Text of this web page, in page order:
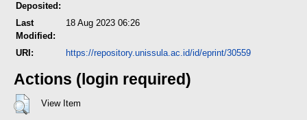
Deposited:
Last
Modified:
18 Aug 2023 06:26
URI: https://repository.unissula.ac.id/id/eprint/30559
Actions (login required)
View Item